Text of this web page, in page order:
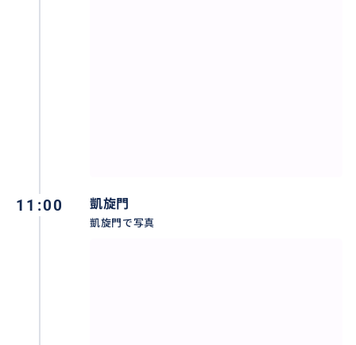
けておりませんので、21h30〜23h30でも宜しければ、
お受け致します。22h~0hまでをご希望の場合は、タク
11:00 凱旋門
凱旋門で写真